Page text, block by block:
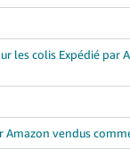
les colis Expédié par
Amazon vendus